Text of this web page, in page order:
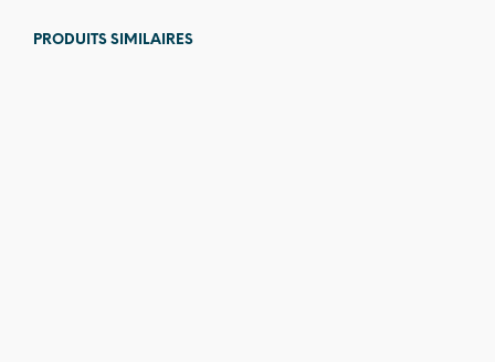
PRODUITS SIMILAIRES